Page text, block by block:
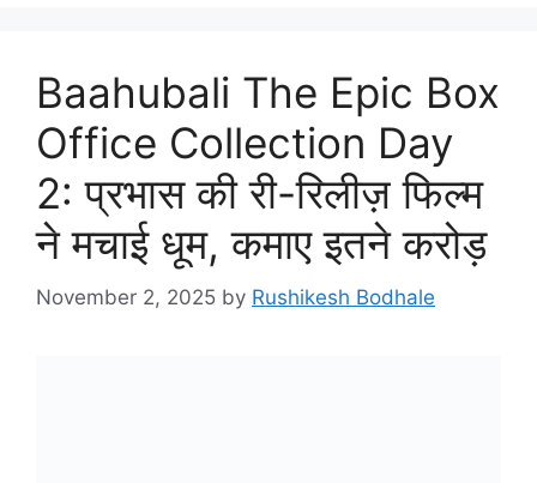
Baahubali The Epic Box
Office Collection Day
2: प्रभास की री-रिलीज़ फिल्म
ने मचाई धूम, कमाए इतने करोड़
November 2, 2025 by Rushikesh Bodhale